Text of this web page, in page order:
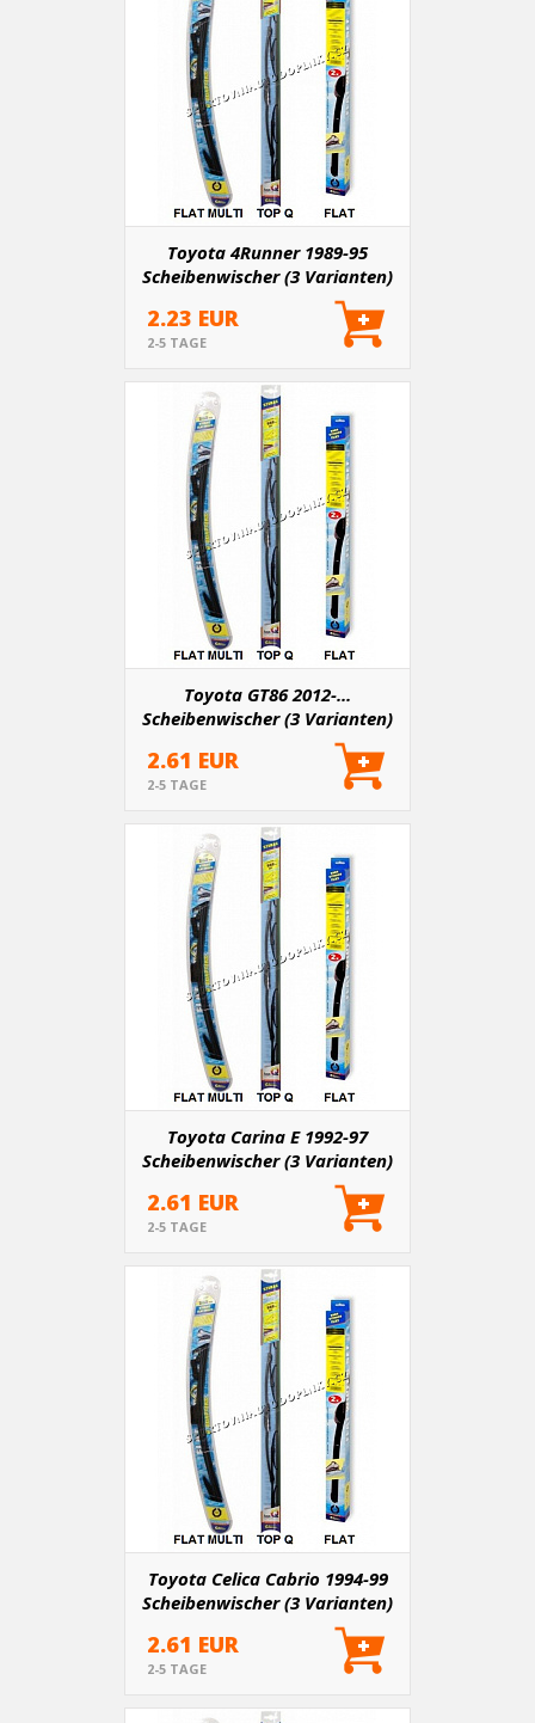
Toyota 4Runner 1989-95
Scheibenwischer (3 Varianten)
2.23 EUR
2-5 TAGE
Toyota GT86 2012-...
Scheibenwischer (3 Varianten)
2.61 EUR
2-5 TAGE
Toyota Carina E 1992-97
Scheibenwischer (3 Varianten)
2.61 EUR
2-5 TAGE
Toyota Celica Cabrio 1994-99
Scheibenwischer (3 Varianten)
2.61 EUR
2-5 TAGE